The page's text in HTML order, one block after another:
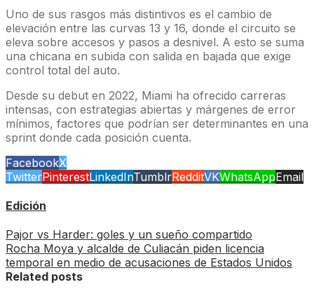
Uno de sus rasgos más distintivos es el cambio de
elevación entre las curvas 13 y 16, donde el circuito se
eleva sobre accesos y pasos a desnivel. A esto se suma
una chicana en subida con salida en bajada que exige
control total del auto.
Desde su debut en 2022, Miami ha ofrecido carreras
intensas, con estrategias abiertas y márgenes de error
mínimos, factores que podrían ser determinantes en una
sprint donde cada posición cuenta.
FacebookX
TwitterPinterestLinkedInTumblrRedditVKWhatsAppEmail
Edición
Pajor vs Harder: goles y un sueño compartido
Rocha Moya y alcalde de Culiacán piden licencia
temporal en medio de acusaciones de Estados Unidos
Related posts